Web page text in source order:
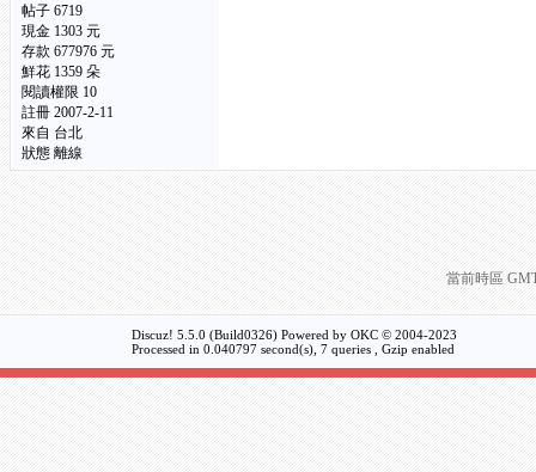
帖子 6719
現金 1303 元
存款 677976 元
鮮花 1359 朵
閱讀權限 10
註冊 2007-2-11
來自 台北
狀態 離線
當前時區
Discuz! 5.5.0 (Build0326) Powered by OKC © 2004-2023
Processed in 0.040797 second(s), 7 queries , Gzip enabled